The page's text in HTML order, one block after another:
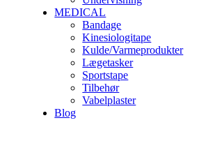
MEDICAL
Bandage
Kinesiologitape
Kulde/Varmeprodukter
Lægetasker
Sportstape
Tilbehør
Vabelplaster
Blog